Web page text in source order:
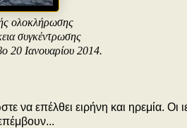
ολοκλήρωσης
συγκέντρωσης
20 Ιανουαρίου 2014.
επέλθει ειρήνη και ηρεμία. Οι